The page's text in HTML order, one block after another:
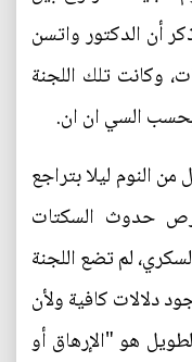
أن الدكتور واتسن
وكانت تلك اللجنة
النوم ليلا بتراجع
حدوث السكتات
لم تضع اللجنة
دلالات كافية ولأن
هو "الإرهاق أو